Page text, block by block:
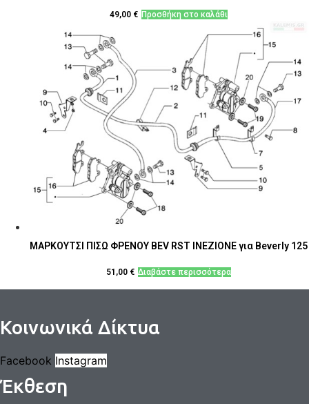
49,00 € Προσθήκη στο καλάθι
ΜΑΡΚΟΥΤΣΙ ΠΙΣΩ ΦΡΕΝΟΥ BEV RST INEZIONE για Beverly 125
51,00 € Διαβάστε περισσότερα
Κοινωνικά Δίκτυα
Facebook Instagram
Έκθεση